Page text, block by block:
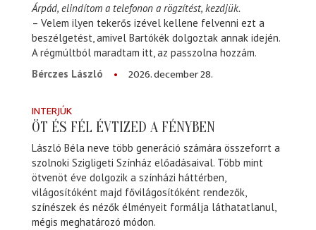
Árpád, elindítom a telefonon a rögzítést, kezdjük.
– Velem ilyen tekerős izével kellene felvenni ezt a
beszélgetést, amivel Bartókék dolgoztak annak idején.
A régmúltból maradtam itt, az passzolna hozzám.
Bérczes László
2026. december 28.
INTERJÚK
ÖT ÉS FÉL ÉVTIZED A FÉNYBEN
László Béla neve több generáció számára összeforrt a
szolnoki Szigligeti Színház előadásaival. Több mint
ötvenöt éve dolgozik a színházi háttérben,
világosítóként majd fővilágosítóként rendezők,
színészek és nézők élményeit formálja láthatatlanul,
mégis meghatározó módon.